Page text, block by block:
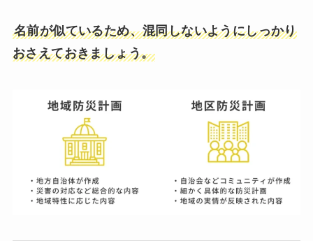
名前が似ているため、混同しないようにしっかり
おさえておきましょう。